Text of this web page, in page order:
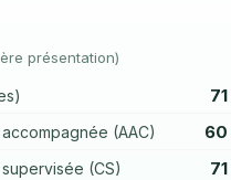
présentation)
(AAC) 60
(CS)